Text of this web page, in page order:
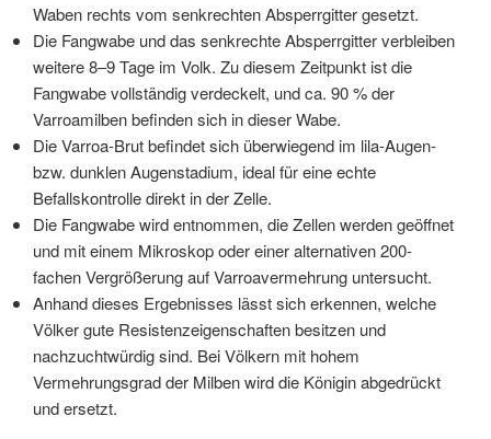
Waben rechts vom senkrechten Absperrgitter gesetzt.
Die Fangwabe und das senkrechte Absperrgitter verbleiben
weitere 8–9 Tage im Volk. Zu diesem Zeitpunkt ist die
Fangwabe vollständig verdeckelt, und ca. 90 % der
Varroamilben befinden sich in dieser Wabe.
Die Varroa-Brut befindet sich überwiegend im lila-Augen-
bzw. dunklen Augenstadium, ideal für eine echte
Befallskontrolle direkt in der Zelle.
Die Fangwabe wird entnommen, die Zellen werden geöffnet
und mit einem Mikroskop oder einer alternativen 200-
fachen Vergrößerung auf Varroavermehrung untersucht.
Anhand dieses Ergebnisses lässt sich erkennen, welche
Völker gute Resistenzeigenschaften besitzen und
nachzuchtwürdig sind. Bei Völkern mit hohem
Vermehrungsgrad der Milben wird die Königin abgedrückt
und ersetzt.